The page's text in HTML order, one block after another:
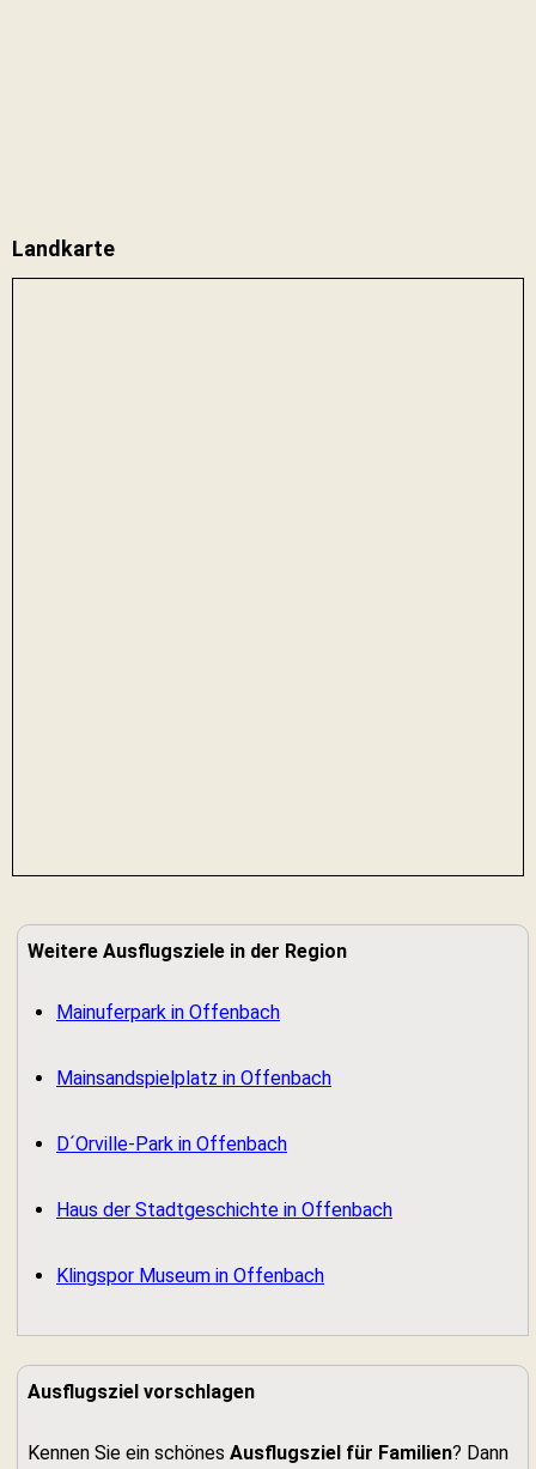
Landkarte
Weitere Ausflugsziele in der Region
Mainuferpark in Offenbach
Mainsandspielplatz in Offenbach
D´Orville-Park in Offenbach
Haus der Stadtgeschichte in Offenbach
Klingspor Museum in Offenbach
Ausflugsziel vorschlagen
Kennen Sie ein schönes Ausflugsziel für Familien? Dann